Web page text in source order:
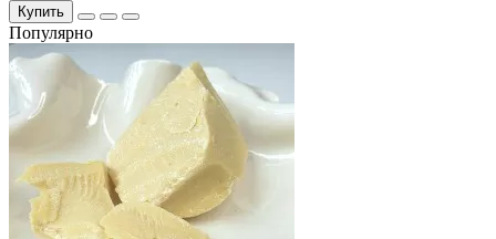
Купить
Популярно